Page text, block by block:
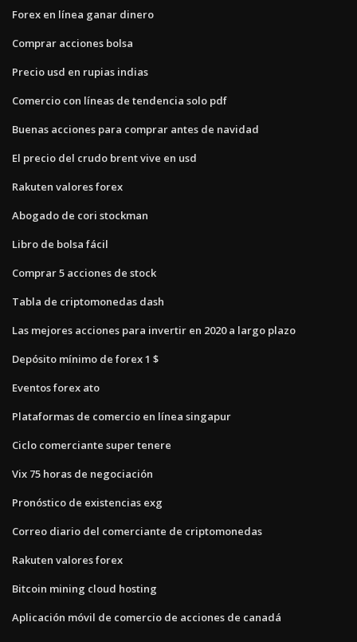
Forex en línea ganar dinero
Comprar acciones bolsa
Precio usd en rupias indias
Comercio con líneas de tendencia solo pdf
Buenas acciones para comprar antes de navidad
El precio del crudo brent vive en usd
Rakuten valores forex
Abogado de cori stockman
Libro de bolsa fácil
Comprar 5 acciones de stock
Tabla de criptomonedas dash
Las mejores acciones para invertir en 2020 a largo plazo
Depósito mínimo de forex 1 $
Eventos forex ato
Plataformas de comercio en línea singapur
Ciclo comerciante super tenere
Vix 75 horas de negociación
Pronóstico de existencias exg
Correo diario del comerciante de criptomonedas
Rakuten valores forex
Bitcoin mining cloud hosting
Aplicación móvil de comercio de acciones de canadá